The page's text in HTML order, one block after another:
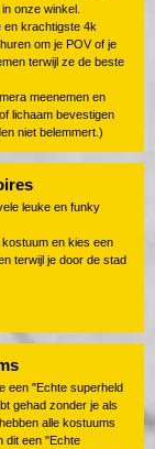
onze winkel.
en krachtigste 4k
om je POV of je
terwijl ze de beste
meenemen en
lichaam bevestigen
niet belemmert.)
leuke en funky
kostuum en kies een
terwijl je door de stad
een "Echte superheld
gehad zonder je als
alle kostuums
dit een "Echte